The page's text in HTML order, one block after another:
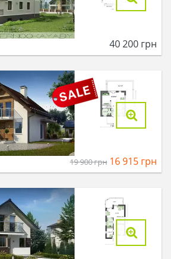
40 200 грн
19 900грн 16 915 грн